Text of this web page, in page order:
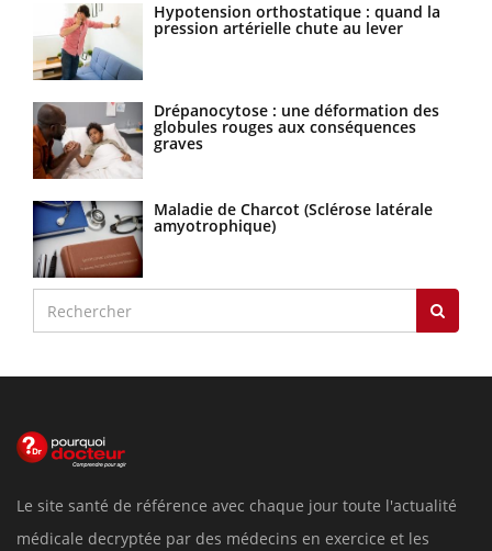
Hypotension orthostatique : quand la
pression artérielle chute au lever
Drépanocytose : une déformation des
globules rouges aux conséquences
graves
Maladie de Charcot (Sclérose latérale
amyotrophique)
Le site santé de référence avec chaque jour toute l'actualité
médicale decryptée par des médecins en exercice et les